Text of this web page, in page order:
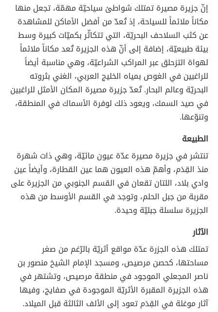
إنّ جزيرة مصيرة تمتلك شواطئ سياحيّة مهمّة، تجعل منها
مكاناً ملائماً للسياحة، إذ تُعدّ من أفضل الأماكن للمشاهدة
عن كثب السلاحف البحريّة، التي تتكاثّر بكميّات كبيرة وسط
بيئة طبيعيّة، إضافة إلى أنّ هذه الجزيرة تُعد مكاناً ملائماً
لهواة التزحلق عبر المراكب الشراعيّة، وهي مناسبة أيضاً
للراغبين في الغوص بمياه الخليج العربي، الغني بثروته
البحريّة وعالم البحار. تُعدّ جزيرة مصيرة المكان الأمثل للراغبين
في صيد السمك، ويعود ذلك لوفرة الأسماك في المنطقة،
وتنوّعها.
الطبيعة
تنتشر في جزيرة مصيرة عدّة عيون مائيّة، وهي ذات شهرة
منذ القِدَم، وأهمّ هذه العيون هما عين القطارة، وأيضاً عين
وادي بلاد، اللتان تقعان في القسم الجنوبي من الجزيرة على
مقربة من جبل الحلم، وتوجد في القسم الأوسط من هذه
الجزيرة سلسلة جبليّة وحيدة.
الآثار
تمتلك هذه الجزرة عدّة مواقع أثريّة بالرّغم من صغر
مساحتها، كحصن مرصيص، ومسجد الإمام الشيخ منصور بن
ناصر المجعلي الموجود في منطقة مرصيص، وتشتهر في
هذه الجزيرة المقبرة الأثريّة الموجودة في صفايج، وفيها
آثار موغلة في القِدَم تعود إلى الألف الثالثة قبل الميلاد.